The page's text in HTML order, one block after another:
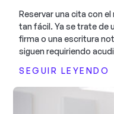
Reservar una cita con
tan fácil. Ya se trate de
firma o una escritura
siguen requiriendo
SEGUIR LEYENDO